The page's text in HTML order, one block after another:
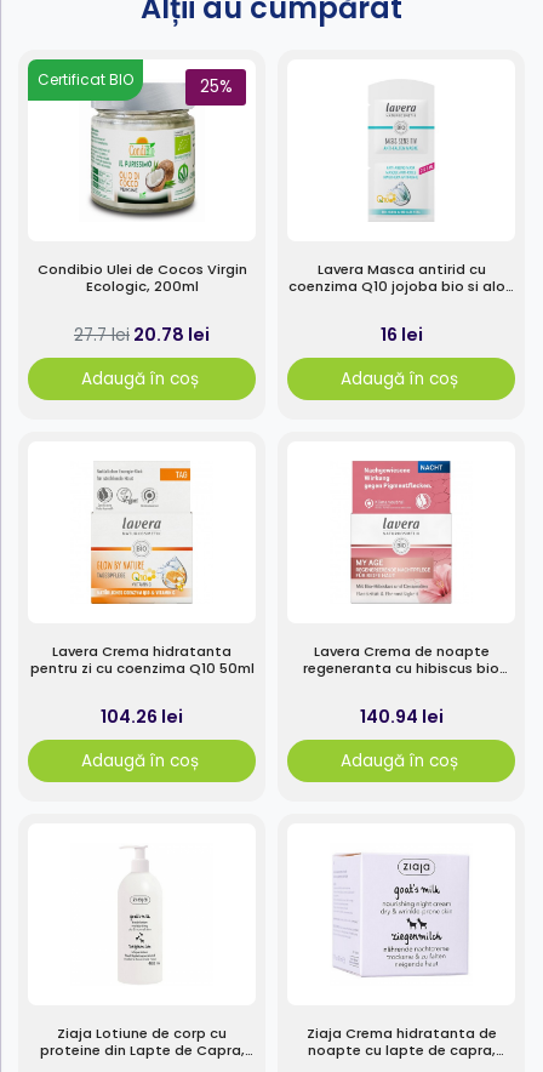
Alții au cumpărat
25%
Certificat BIO
Condibio Ulei de Cocos Virgin
Ecologic, 200ml
27.7 lei 20.78 lei
Adaugă în coș
Lavera Masca antirid cu
coenzima Q10 jojoba bio si aloe
16 lei
Adaugă în coș
Lavera Crema hidratanta
pentru zi cu coenzima Q10 50ml
104.26 lei
Adaugă în coș
Lavera Crema de noapte
regeneranta cu hibiscus bio
140.94 lei
Adaugă în coș
Ziaja Lotiune de corp cu
proteine din Lapte de Capra,
Ziaja Crema hidratanta de
noapte cu lapte de capra,